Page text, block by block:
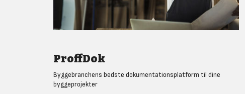
ProffDok
Byggebranchens bedste dokumentationsplatform til dine
byggeprojekter